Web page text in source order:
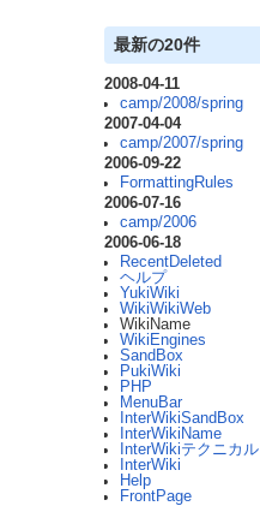
最新の20件
2008-04-11
camp/2008/spring
2007-04-04
camp/2007/spring
2006-09-22
FormattingRules
2006-07-16
camp/2006
2006-06-18
RecentDeleted
ヘルプ
YukiWiki
WikiWikiWeb
WikiName
WikiEngines
SandBox
PukiWiki
PHP
MenuBar
InterWikiSandBox
InterWikiName
InterWikiテクニカル
InterWiki
Help
FrontPage